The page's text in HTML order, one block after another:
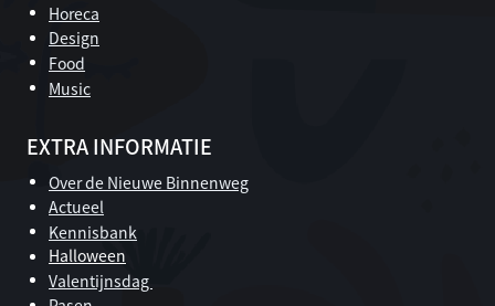
Horeca
Design
Food
Music
EXTRA INFORMATIE
Over de Nieuwe Binnenweg
Actueel
Kennisbank
Halloween
Valentijnsdag